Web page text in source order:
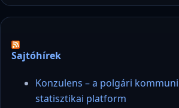
Sajtóhírek
Konzulens – a polgári
statisztikai platform